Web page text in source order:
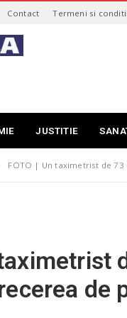
Contact Termeni si conditii
t
B
r
a
i
l
JUSTITIE
FOTO | Un taximetrist de
de